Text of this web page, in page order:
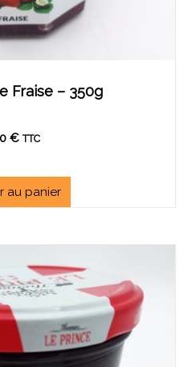
Fraise – 350g
€ TTC
au panier